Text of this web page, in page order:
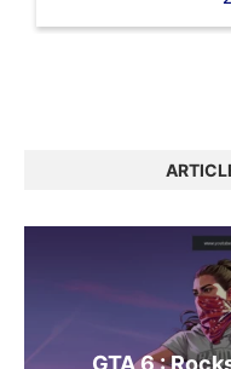
GTA 6 :